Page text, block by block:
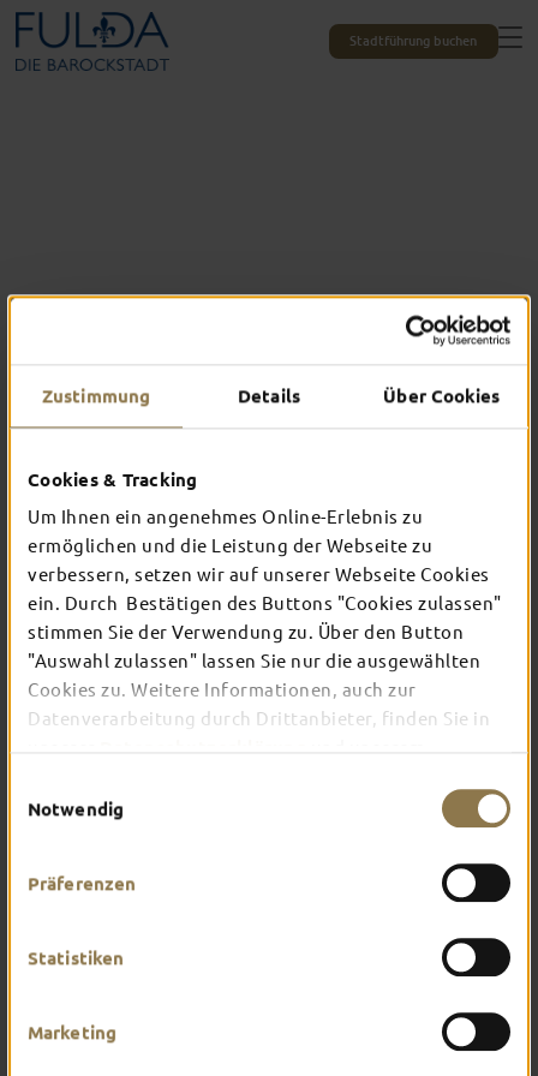
Zustimmung Details Über Cookies
Cookies & Tracking
Um Ihnen ein angenehmes Online-Erlebnis zu
ermöglichen und die Leistung der Webseite zu
verbessern, setzen wir auf unserer Webseite Cookies
ein. Durch Bestätigen des Buttons "Cookies zulassen"
stimmen Sie der Verwendung zu. Über den Button
"Auswahl zulassen" lassen Sie nur die ausgewählten
Cookies zu. Weitere Informationen, auch zur
Datenverarbeitung durch Drittanbieter, finden Sie in
Notwendig
Präferenzen
Statistiken
Marketing
Stadtführung buchen
Das erlebst du nur in Fulda
TOP-EVENTS
In Fulda ist irgendwo immer etwas los: Ob
Konzert, Musical, Erlebnis-Stadtführung oder
Theater – entdecke hier aktuelle Veranstaltungen
und Highlights in und um Fulda.